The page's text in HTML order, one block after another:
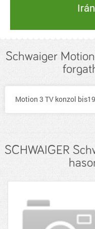
Schwaiger
Motion 3 TV konzol
SCHWAIGER